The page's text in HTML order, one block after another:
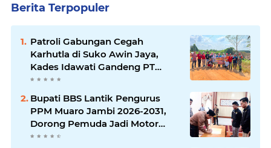
Berita Terpopuler
Patroli Gabungan Cegah
Karhutla di Suko Awin Jaya,
Kades Idawati Gandeng PT
BBB-S, TNI dan BPD
Bupati BBS Lantik Pengurus
PPM Muaro Jambi 2026-2031,
Dorong Pemuda Jadi Motor
Perubahan